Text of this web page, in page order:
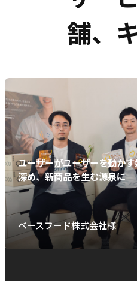
舗、
ユーザーがユーザーを動か
深め、新商品を生む源泉に
ベースフード株式会社様